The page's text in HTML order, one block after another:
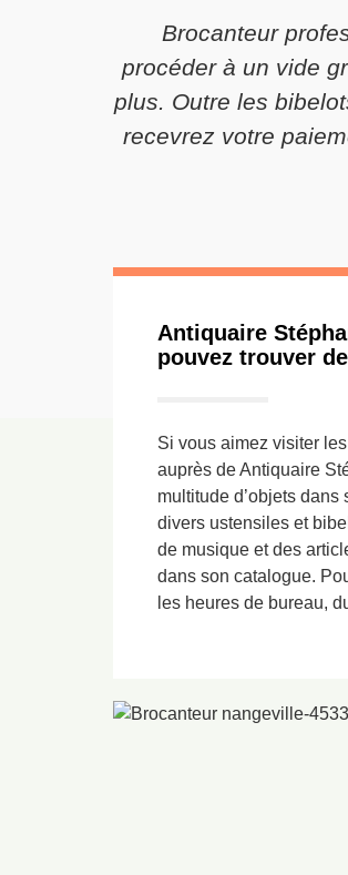
Brocanteur
procéder à un vide
plus. Outre les
recevrez votre
Antiquaire
pouvez trouver
Si vous aimez visiter
auprès de Antiquaire
multitude d’objets
divers ustensiles et
de musique et des
dans son catalogue.
les heures de bureau,